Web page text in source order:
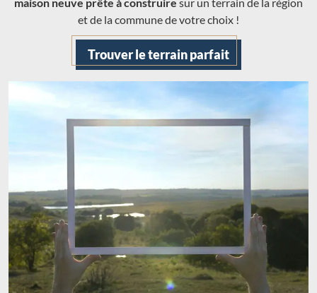
et de la commune de votre choix !
Trouver le terrain parfait